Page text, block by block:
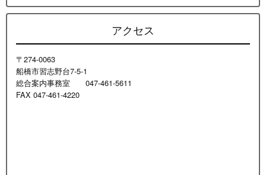
アクセス
〒274-0063
船橋市習志野台7-5-1
総合案内事務室 047-461-5611
FAX 047-461-4220